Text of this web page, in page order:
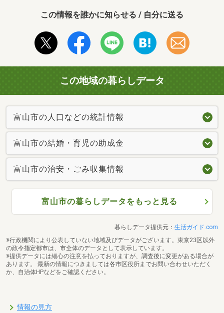
この情報を誰かに知らせる / 自分に送る
この地域の暮らしデータ
富山市の人口などの統計情報
富山市の結婚・育児の助成金
富山市の治安・ごみ収集情報
富山市の暮らしデータをもっと見る
暮らしデータ提供元： 生活ガイド.com
※行政機関により公表していない地域及びデータがございます。東京23区以外
の政令指定都市は、市全体のデータとして表示しています。
※提供データには細心の注意を払っておりますが、調査後に変更がある場合が
あります。 最新の情報につきましては各市区役所までお問い合わせいただく
か、自治体HPなどをご確認ください。
情報の見方